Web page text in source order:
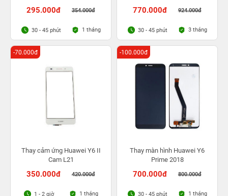
295.000đ 354.000đ
30 - 45 phút 1 tháng
770.000đ 924.000đ
30 - 45 phút 3 tháng
Thay cảm ứng Huawei Y6 II
Cam L21
350.000đ 420.000đ
-70.000đ
1 - 2 giờ 1 tháng
Thay màn hình Huawei Y6
Prime 2018
700.000đ 800.000đ
-100.000đ
30 - 45 phút 1 tháng